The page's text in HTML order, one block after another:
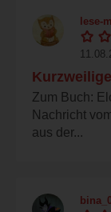
lese-
Zum Buch:
Nachricht
aus der...